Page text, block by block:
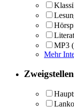
MP3
Mehr
Zweigstellen